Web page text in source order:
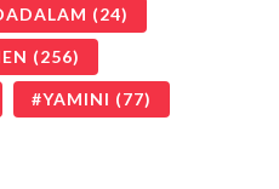
(24)
(256)
YAMINI (77)